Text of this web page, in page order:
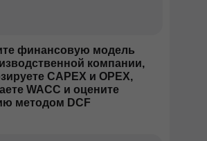
финансовую модель
компании,
CAPEX и OPEX,
WACC и оцените
методом DCF